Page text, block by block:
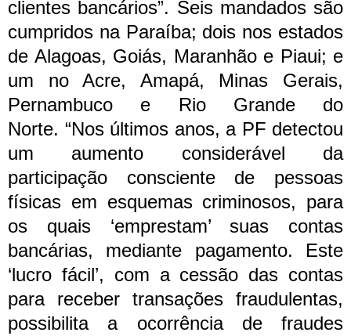
clientes bancários”. Seis mandados são
cumpridos na Paraíba; dois nos estados
de Alagoas, Goiás, Maranhão e Piaui; e
um no Acre, Amapá, Minas Gerais,
Pernambuco e Rio Grande do
Norte. “Nos últimos anos, a PF detectou
um aumento considerável da
participação consciente de pessoas
físicas em esquemas criminosos, para
os quais ‘emprestam’ suas contas
bancárias, mediante pagamento. Este
‘lucro fácil’, com a cessão das contas
para receber transações fraudulentas,
possibilita a ocorrência de fraudes